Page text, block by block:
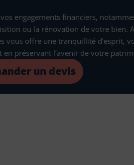
engagements financiers,
ou la rénovation de votre bien.
vous offre une tranquillité d’esprit,
en préservant l’avenir de votre
un devis